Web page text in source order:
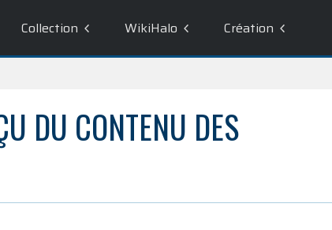
Collection WikiHalo Création
DU CONTENU DES